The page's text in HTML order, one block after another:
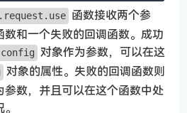
函数接收两个参
和一个失败的回调函数。成功
config 对象作为参数，可以在这
对象的属性。失败的回调函数则
数，并且可以在这个函数中处